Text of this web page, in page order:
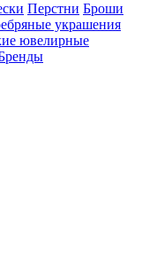
Перстни Броши
украшения
ювелирные